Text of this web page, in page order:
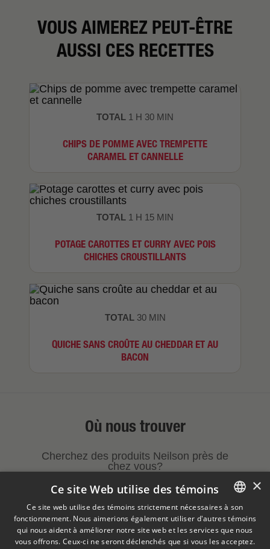
VOUS AIMEREZ PEUT-ÊTRE
AUSSI CES RECETTES
TOTAL 1 H 30 MIN
CHIPS DE POMME AVEC TREMPETTE
CARAMEL ET CANNELLE
TOTAL 1 H 15 MIN
POTAGE CAROTTES ET CURRY AVEC POIS
CHICHES CROUSTILLANTS
TOTAL 30 MIN
QUICHE SANS CROÛTE AU CHEDDAR ET AU
BACON
Où nous trouver
Cherchez des produits Neilson près de
chez vous?
Avis légal Politique de confidentialité
ENGLISH
FRENCH
×
Ce site Web utilise des témoins
Ce site web utilise des témoins strictement nécessaires à son
fonctionnement. Nous aimerions également utiliser d'autres témoins
qui nous aident à améliorer notre site web et les services que nous
vous offrons. Ceux-ci ne seront déclenchés que si vous les acceptez.